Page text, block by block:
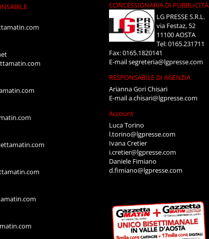
CONCESSIONARIA DI PUBBLICITÀ
LG PRESSE S.R.L.
via Festaz, 52
11100 AOSTA
Tel: 0165.231711
Fax: 0165.1820141
E-mailsegreteria@lgpresse.com
RESPONSABILE DI AGENZIA
Arianna Gori Chisari
E-maila.chisari@lgpresse.com
Account
Luca Torino
l.torino@lgpresse.com
Ivana Cretier
i.cretier@lgpresse.com
Daniele Fimiano
d.fimiano@lgpresse.com